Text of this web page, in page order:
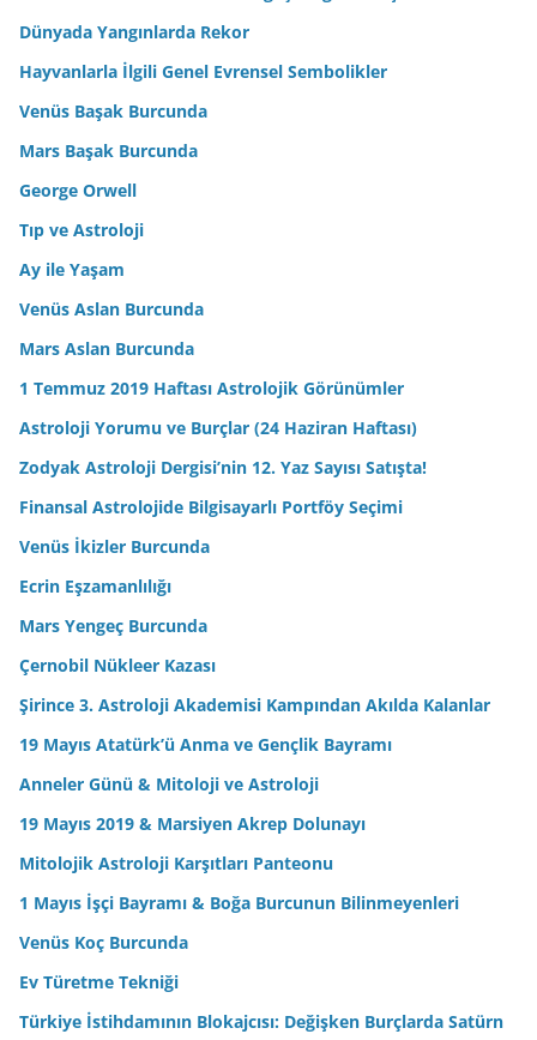
Dünyada Yangınlarda Rekor
Hayvanlarla İlgili Genel Evrensel Sembolikler
Venüs Başak Burcunda
Mars Başak Burcunda
George Orwell
Tıp ve Astroloji
Ay ile Yaşam
Venüs Aslan Burcunda
Mars Aslan Burcunda
1 Temmuz 2019 Haftası Astrolojik Görünümler
Astroloji Yorumu ve Burçlar (24 Haziran Haftası)
Zodyak Astroloji Dergisi’nin 12. Yaz Sayısı Satışta!
Finansal Astrolojide Bilgisayarlı Portföy Seçimi
Venüs İkizler Burcunda
Ecrin Eşzamanlılığı
Mars Yengeç Burcunda
Çernobil Nükleer Kazası
Şirince 3. Astroloji Akademisi Kampından Akılda Kalanlar
19 Mayıs Atatürk’ü Anma ve Gençlik Bayramı
Anneler Günü & Mitoloji ve Astroloji
19 Mayıs 2019 & Marsiyen Akrep Dolunayı
Mitolojik Astroloji Karşıtları Panteonu
1 Mayıs İşçi Bayramı & Boğa Burcunun Bilinmeyenleri
Venüs Koç Burcunda
Ev Türetme Tekniği
Türkiye İstihdamının Blokajcısı: Değişken Burçlarda Satürn